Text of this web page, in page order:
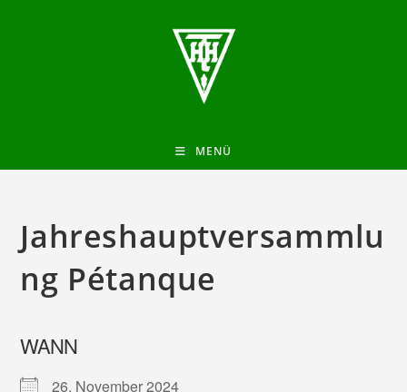
MENÜ
Jahreshauptversammlu
ng Pétanque
WANN
26. November 2024